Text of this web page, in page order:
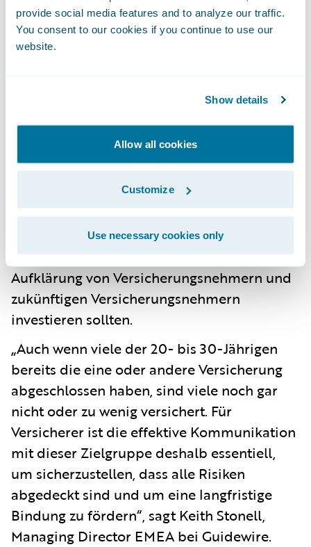
provide social media features and to analyze our traffic.
You consent to our cookies if you continue to use our
website.
Show details
Allow all cookies
Customize
Use necessary cookies only
und Verbrauchsgegenständen umfassend
absichern können.
bei bereits Versicherten Bedarf an
Aufklärung besteht: So weiß die Hälfte (50
%)der Versicherten nicht, was mit ihrem
Versicherungsschutz bei einem Umzug
passiert, wann der Versicherungsschutz
erlischt oder wann sich der Beitrag
verändert. Die Befragung von Guidewire
zeigt, dass Versicherer noch mehr in die
Aufklärung von Versicherungsnehmern und
zukünftigen Versicherungsnehmern
investieren sollten.
„Auch wenn viele der 20- bis 30-Jährigen
bereits die eine oder andere Versicherung
abgeschlossen haben, sind viele noch gar
nicht oder zu wenig versichert. Für
Versicherer ist die effektive Kommunikation
mit dieser Zielgruppe deshalb essentiell,
um sicherzustellen, dass alle Risiken
abgedeckt sind und um eine langfristige
Bindung zu fördern“, sagt Keith Stonell,
Managing Director EMEA bei Guidewire.